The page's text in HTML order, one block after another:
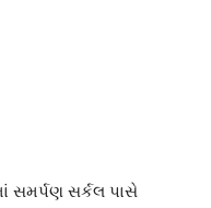
સમર્પણ સર્કલ પાસે